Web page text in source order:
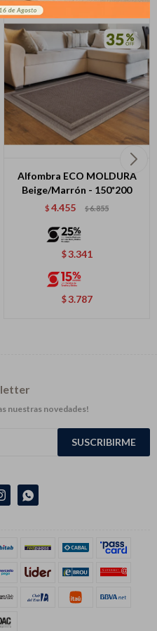
Alfombra ECO MOLDURA
Beige/Marrón - 150*200
$ 4.455 $6.855
$3.341
$3.787

nuestras novedades!
SUSCRIBIRME
Año
El monto disponible
comercio